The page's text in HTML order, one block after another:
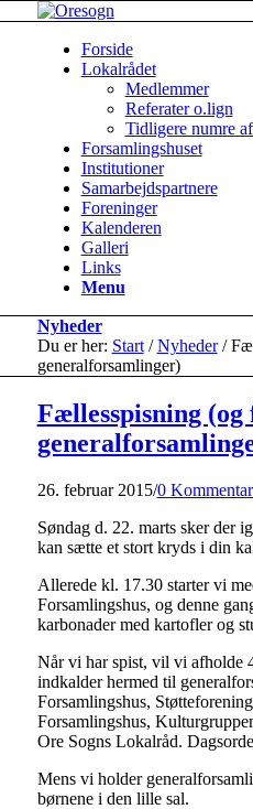
Forside
Lokalrådet
Medlemmer
Referater o.lign
Tidligere numre
Forsamlingshuset
Institutioner
Samarbejdspartnere
Foreninger
Kalenderen
Galleri
Links
Menu
Nyheder
Du er her: Start / Nyheder /
generalforsamlinger)
Fællesspisning (og
26. februar 2015/0
Søndag d. 22. marts sker der
kan sætte et stort kryds i din
Allerede kl. 17.30 starter vi
Forsamlingshus, og denne
karbonader med kartofler og
Når vi har spist, vil vi afholde
indkalder hermed til
Forsamlingshus,
Forsamlingshus,
Ore Sogns Lokalråd.
Mens vi holder
børnene i den lille sal.